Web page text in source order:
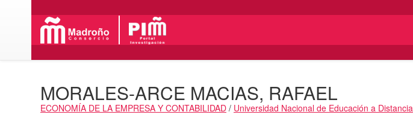
MORALES-ARCE MACIAS, RAFAEL
ECONOMÍA DE LA EMPRESA Y CONTABILIDAD / Universidad Nacional de Educación a Distancia